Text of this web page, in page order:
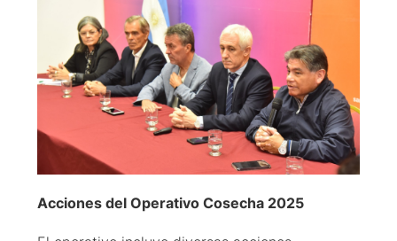
Acciones del Operativo Cosecha 2025